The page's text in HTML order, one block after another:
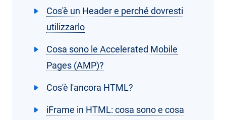
Cos'è un Header e perché dovresti
utilizzarlo
Cosa sono le Accelerated Mobile
Pages (AMP)?
Cos'è l'ancora HTML?
iFrame in HTML: cosa sono e cosa